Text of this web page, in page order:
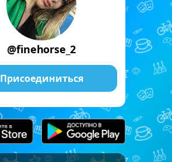
@finehorse_2
Присоединиться